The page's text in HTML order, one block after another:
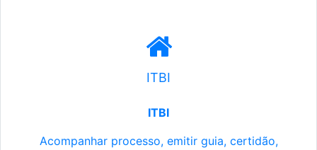
ITBI
ITBI
Acompanhar processo, emitir guia, certidão,